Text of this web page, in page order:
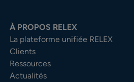
À PROPOS RELEX
La plateforme unifiée RELEX
Clients
Ressources
Actualités